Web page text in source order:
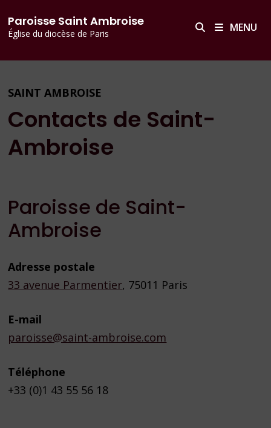
principal
au
contenu
Paroisse Saint Ambroise
Église du diocèse de Paris MENU
SAINT AMBROISE
Contacts de Saint-
Ambroise
Paroisse de Saint-
Ambroise
Adresse postale
33 avenue Parmentier, 75011 Paris
E-mail
paroisse@saint-ambroise.com
Téléphone
+33 (0)1 43 55 56 18